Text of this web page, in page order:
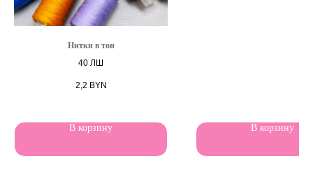
Нитки в тон
40 ЛШ
2,2 BYN
В корзину В корзину